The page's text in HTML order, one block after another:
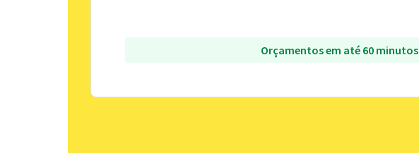
Orçamentos em até 60 minutos